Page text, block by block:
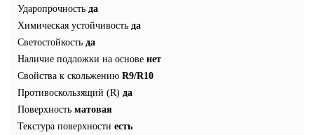
Ударопрочность да
Химическая устойчивость да
Светостойкость да
Наличие подложки на основе нет
Свойства к скольжению R9/R10
Противоскользящий (R) да
Поверхность матовая
Текстура поверхности есть